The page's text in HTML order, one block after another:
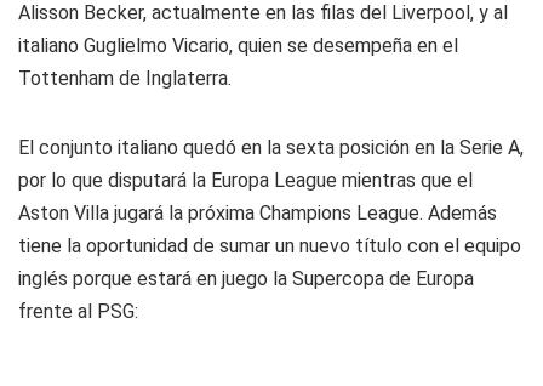
Alisson Becker, actualmente en las filas del Liverpool, y al
italiano Guglielmo Vicario, quien se desempeña en el
Tottenham de Inglaterra.
El conjunto italiano quedó en la sexta posición en la Serie A,
por lo que disputará la Europa League mientras que el
Aston Villa jugará la próxima Champions League. Además
tiene la oportunidad de sumar un nuevo título con el equipo
inglés porque estará en juego la Supercopa de Europa
frente al PSG: